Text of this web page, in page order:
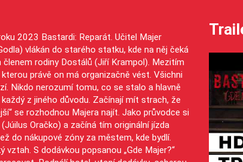
2023 Bastardi: Reparát. Učitel Majer
vlákán do starého statku, kde na něj čeká
rodiny Dostálů (Jiří Krampol). Mezitím
právě on má organizačně vést. Všichni
Nikdo nerozumí tomu, co se stalo a hlavně
z jiného důvodu. Začínají mít strach, že
se rozhodnou Majera najít. Jako průvodce si
Oračko) a začíná tím originální jízda
do nákupové zóny za městem, kde bydlí.
S dodávkou popsanou „Gde Majer?“